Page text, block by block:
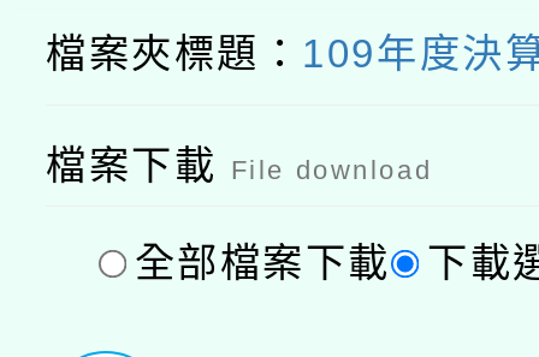
檔案夾標題： 109年度決
檔案下載 File download
全部檔案下載 下載